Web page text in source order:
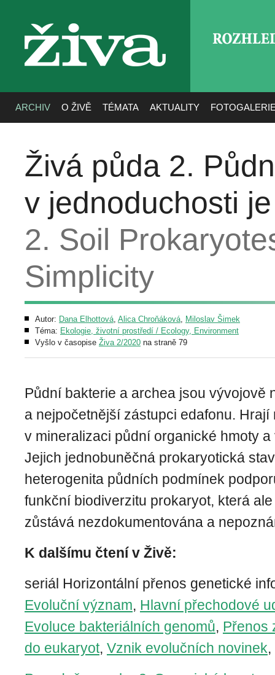
živa
ARCHIV O ŽIVĚ TÉMATA AKTUALITY
Živá půda 2.
v jednoduchosti
2. Soil
Simplicity
Autor: Dana Elhottová, Alica Chroňáková, Miloslav Šimek
Téma: Ekologie, životní prostředí / Ecology, Environment
Vyšlo v časopise Živa 2/2020 na straně 79
Půdní bakterie a archea jsou vývojově
a nejpočetnější zástupci edafonu. Hrají
v mineralizaci půdní organické hmoty
Jejich jednobuněčná prokaryotická
heterogenita půdních podmínek
funkční biodiverzitu prokaryot, která
zůstává nezdokumentována a
K dalšímu čtení v Živě:
seriál Horizontální přenos genetické
Evoluční význam, Hlavní přechodové
Evoluce bakteriálních genomů, Přenos
do eukaryot, Vznik evolučních novinek,